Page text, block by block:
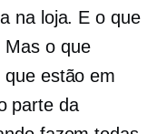
na loja. E o que
Mas o que
estão em
parte da